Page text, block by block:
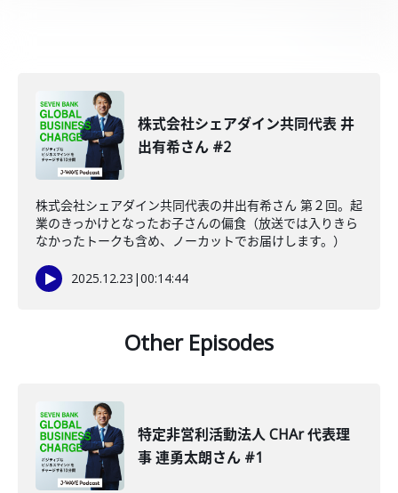
株式会社シェアダイン共同代表 井
出有希さん #2
株式会社シェアダイン共同代表の井出有希さん 第２回。起
業のきっかけとなったお子さんの偏食（放送では入りきら
なかったトークも含め、ノーカットでお届けします。）
2025.12.23 |00:14:44
Other Episodes
特定非営利活動法人 CHAr 代表理
事 連勇太朗さん #1